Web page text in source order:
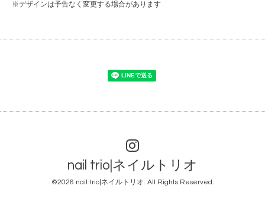
※デザインは予告なく変更する場合があります
nail trio|ネイルトリオ
©2026 nail trio|ネイルトリオ. All Rights Reserved.